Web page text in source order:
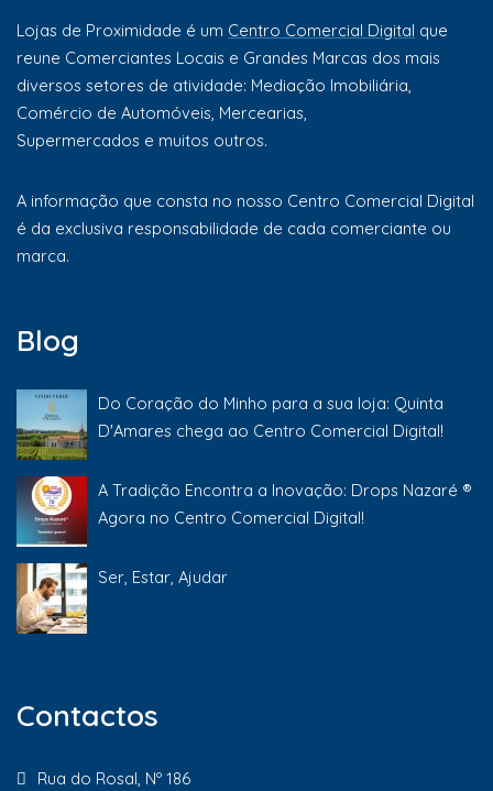
Lojas de Proximidade é um Centro Comercial Digital que
reune Comerciantes Locais e Grandes Marcas dos mais
diversos setores de atividade: Mediação Imobiliária,
Comércio de Automóveis, Mercearias,
Supermercados e muitos outros.
A informação que consta no nosso Centro Comercial Digital
é da exclusiva responsabilidade de cada comerciante ou
marca.
Blog
Do Coração do Minho para a sua loja: Quinta
D'Amares chega ao Centro Comercial Digital!
A Tradição Encontra a Inovação: Drops Nazaré ®
Agora no Centro Comercial Digital!
Ser, Estar, Ajudar
Contactos
Rua do Rosal, Nº 186